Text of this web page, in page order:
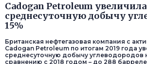
Cadogan Petroleum увеличила
среднесуточную добычу
15%
Британская нефтегазовая компания с
Cadogan Petroleum по итогам 2019 года
среднесуточную добычу углеводородов
сравнению с 2018 годом – до 288